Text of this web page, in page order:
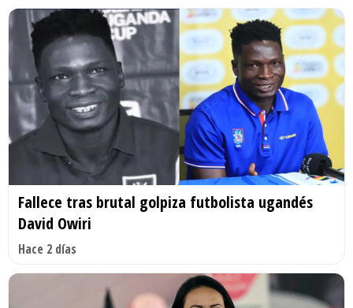
Fallece tras brutal golpiza futbolista ugandés
David Owiri
Hace 2 días